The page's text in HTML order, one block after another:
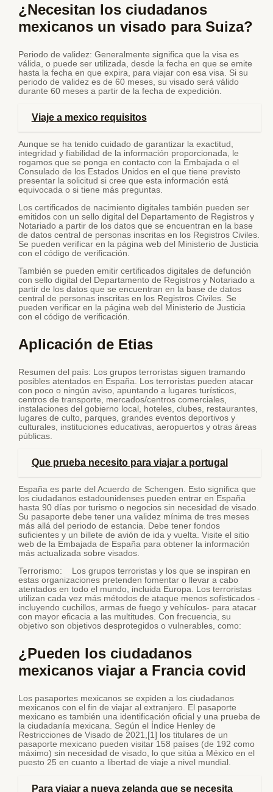
¿Necesitan los ciudadanos
mexicanos un visado para Suiza?
Periodo de validez: Generalmente significa que la visa es
válida, o puede ser utilizada, desde la fecha en que se emite
hasta la fecha en que expira, para viajar con esa visa. Si su
periodo de validez es de 60 meses, su visado será válido
durante 60 meses a partir de la fecha de expedición.
Viaje a mexico requisitos
Aunque se ha tenido cuidado de garantizar la exactitud,
integridad y fiabilidad de la información proporcionada, le
rogamos que se ponga en contacto con la Embajada o el
Consulado de los Estados Unidos en el que tiene previsto
presentar la solicitud si cree que esta información está
equivocada o si tiene más preguntas.
Los certificados de nacimiento digitales también pueden ser
emitidos con un sello digital del Departamento de Registros y
Notariado a partir de los datos que se encuentran en la base
de datos central de personas inscritas en los Registros Civiles.
Se pueden verificar en la página web del Ministerio de Justicia
con el código de verificación.
También se pueden emitir certificados digitales de defunción
con sello digital del Departamento de Registros y Notariado a
partir de los datos que se encuentran en la base de datos
central de personas inscritas en los Registros Civiles. Se
pueden verificar en la página web del Ministerio de Justicia
con el código de verificación.
Aplicación de Etias
Resumen del país: Los grupos terroristas siguen tramando
posibles atentados en España. Los terroristas pueden atacar
con poco o ningún aviso, apuntando a lugares turísticos,
centros de transporte, mercados/centros comerciales,
instalaciones del gobierno local, hoteles, clubes, restaurantes,
lugares de culto, parques, grandes eventos deportivos y
culturales, instituciones educativas, aeropuertos y otras áreas
públicas.
Que prueba necesito para viajar a portugal
España es parte del Acuerdo de Schengen. Esto significa que
los ciudadanos estadounidenses pueden entrar en España
hasta 90 días por turismo o negocios sin necesidad de visado.
Su pasaporte debe tener una validez mínima de tres meses
más allá del periodo de estancia. Debe tener fondos
suficientes y un billete de avión de ida y vuelta. Visite el sitio
web de la Embajada de España para obtener la información
más actualizada sobre visados.
Terrorismo: Los grupos terroristas y los que se inspiran en
estas organizaciones pretenden fomentar o llevar a cabo
atentados en todo el mundo, incluida Europa. Los terroristas
utilizan cada vez más métodos de ataque menos sofisticados -
incluyendo cuchillos, armas de fuego y vehículos- para atacar
con mayor eficacia a las multitudes. Con frecuencia, su
objetivo son objetivos desprotegidos o vulnerables, como:
¿Pueden los ciudadanos
mexicanos viajar a Francia covid
Los pasaportes mexicanos se expiden a los ciudadanos
mexicanos con el fin de viajar al extranjero. El pasaporte
mexicano es también una identificación oficial y una prueba de
la ciudadanía mexicana. Según el Índice Henley de
Restricciones de Visado de 2021,[1] los titulares de un
pasaporte mexicano pueden visitar 158 países (de 192 como
máximo) sin necesidad de visado, lo que sitúa a México en el
puesto 25 en cuanto a libertad de viaje a nivel mundial.
Para viajar a nueva zelanda que se necesita